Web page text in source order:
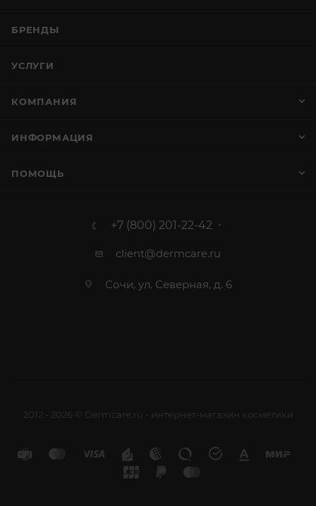
БРЕНДЫ
УСЛУГИ
КОМПАНИЯ
ИНФОРМАЦИЯ
ПОМОЩЬ
+7 (800) 201-22-42
client@dermcare.ru
Сочи, ул. Северная, д. 6
2012 - 2026 © Dermcare.ru - интернет-магазин косметики